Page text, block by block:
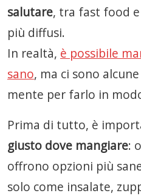
salutare, tra fast food
più diffusi.
In realtà, è possibile
sano, ma ci sono
mente per farlo in
Prima di tutto, è
giusto dove mangiare:
offrono opzioni più
solo come insalate,